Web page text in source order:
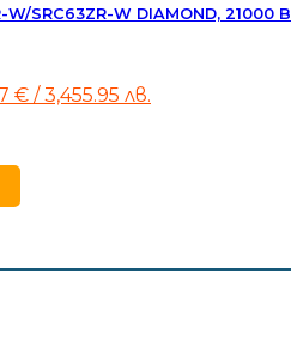
W DIAMOND, 21000
€ / 3,455.95 лв.